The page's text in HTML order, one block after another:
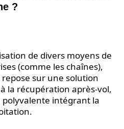
?
de divers moyens de
(comme les chaînes),
sur une solution
la récupération après-vol,
intégrant la